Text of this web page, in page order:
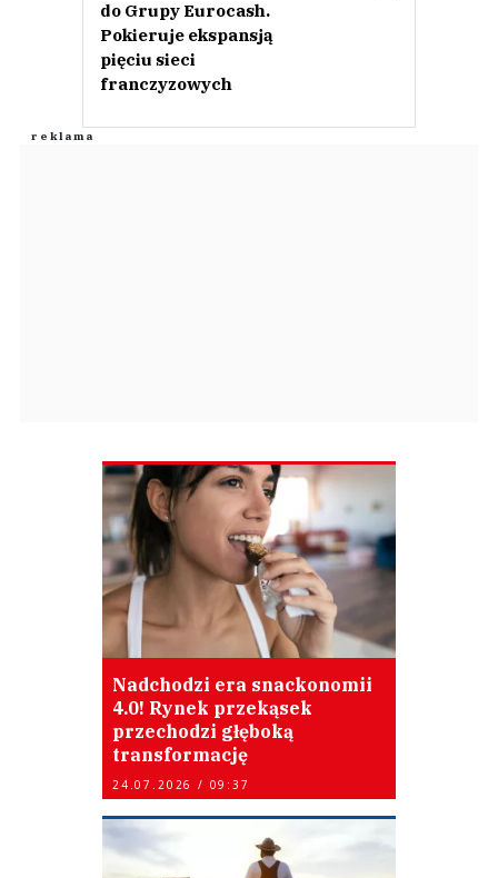
do Grupy Eurocash.
Pokieruje ekspansją
pięciu sieci
franczyzowych
Nadchodzi era snackonomii
4.0! Rynek przekąsek
przechodzi głęboką
transformację
24.07.2026 / 09:37